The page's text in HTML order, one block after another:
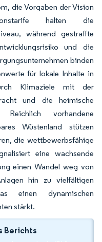
die Vorgaben der Vision
halten die
während gestraffte
und die
binden
für lokale Inhalte in
Klimaziele mit der
und die heimische
vorhandene
Wüstenland stützen
die wettbewerbsfähige
eine wachsende
einen Wandel weg von
hin zu vielfältigen
einen dynamischen
stärkt.
Berichts